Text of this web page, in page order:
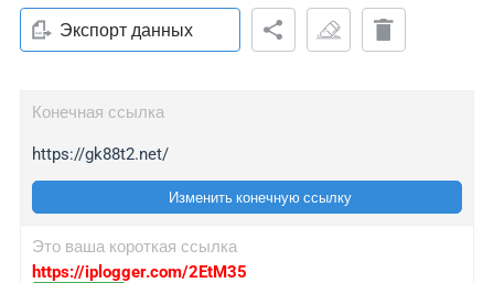
Экспорт данных
Конечная ссылка
https://gk88t2.net/
Изменить конечную ссылку
Это ваша короткая ссылка
https://iplogger.com/2EtM35